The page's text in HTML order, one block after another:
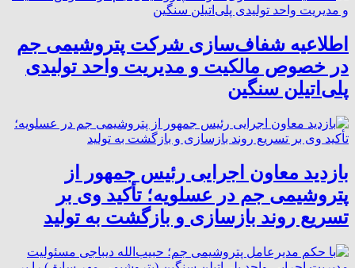
اطلاعیه شفاف‌سازی شرکت پتروشیمی جم
در خصوص مالکیت و مدیریت واحد تولیدی
پلی‌اتیلن سنگین
بازدید معاون اجرایی رئیس جمهور از
پتروشیمی جم در عسلویه؛ تأکید وی بر
تسریع روند بازسازی و بازگشت به تولید